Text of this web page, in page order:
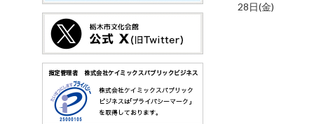
28日(金)